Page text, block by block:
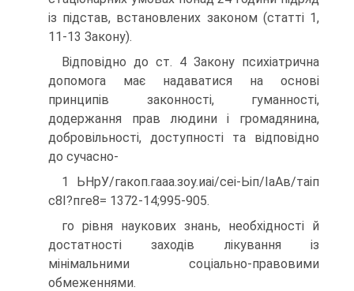
із підстав, встановлених законом (статті 1,
11-13 Закону).
Відповідно до ст. 4 Закону психіатрична
допомога має надаватися на основі
принципів законності, гуманності,
додержання прав людини і громадянина,
добровільності, доступності та відповідно
до сучасно-
1 ЬНрУ/гакоп.гааа.зоу.иаі/сеі-Ьіп/ІаАв/таіп
с8І?пге8= 1372-14;995-905.
го рівня наукових знань, необхідності й
достатності заходів лікування із
мінімальними соціально-правовими
обмеженнями.